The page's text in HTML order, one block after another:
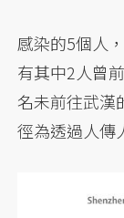
感染的5個人
有其中2人曾
名未前往武漢
徑為透過人傳